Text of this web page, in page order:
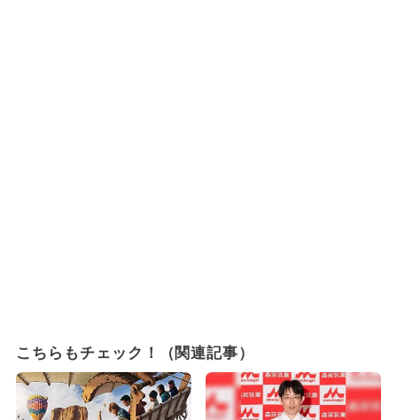
こちらもチェック！（関連記事）